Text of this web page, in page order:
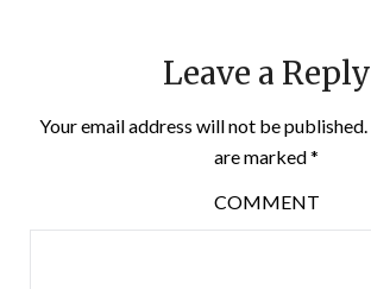
Leave a Reply
Your email address will not be published.
are marked*
COMMENT